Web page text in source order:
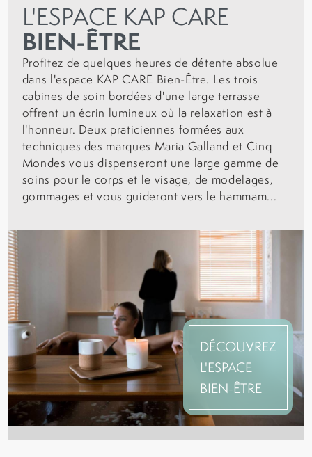
L'ESPACE KAP CARE
BIEN-ÊTRE
Profitez de quelques heures de détente absolue
dans l'espace KAP CARE Bien-Être. Les trois
cabines de soin bordées d'une large terrasse
offrent un écrin lumineux où la relaxation est à
l'honneur. Deux praticiennes formées aux
techniques des marques Maria Galland et Cinq
Mondes vous dispenseront une large gamme de
soins pour le corps et le visage, de modelages,
gommages et vous guideront vers le hammam...
DÉCOUVREZ
L'ESPACE
BIEN-ÊTRE